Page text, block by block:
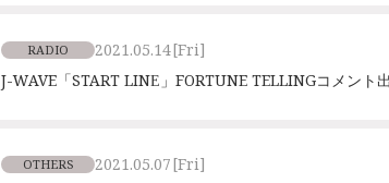
RADIO 2021.05.14[Fri]
J-WAVE「START LINE」FORTUNE TELLINGコメント
OTHERS 2021.05.07[Fri]